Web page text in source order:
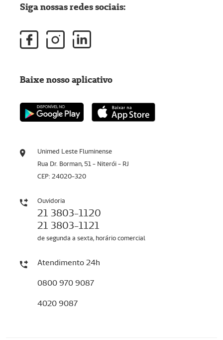
Unimed Leste Fluminense
Rua Dr. Borman, 51 - Niterói - RJ
CEP: 24020-320
Ouvidoria
21 3803-1120
21 3803-1121
de segunda a sexta, horário comercial
Atendimento 24h
0800 970 9087
4020 9087
Siga nossas redes sociais:
Baixe nosso aplicativo